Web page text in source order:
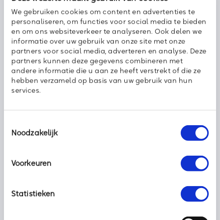
We gebruiken cookies om content en advertenties te
personaliseren, om functies voor social media te bieden
en om ons websiteverkeer te analyseren. Ook delen we
informatie over uw gebruik van onze site met onze
partners voor social media, adverteren en analyse. Deze
partners kunnen deze gegevens combineren met
andere informatie die u aan ze heeft verstrekt of die ze
hebben verzameld op basis van uw gebruik van hun
services.
Noodzakelijk
Voorkeuren
Statistieken
Hardware en de beste IT service, exact passend bij uw
behoefte. Onze gekwalificeerde supportengineers zijn door de
diverse producenten getraind en gecertificeerd op
productniveau. Zowel aan de hard- als aan de softwarekant
(van OS tot en met back-up, antivirus, antispam, security etc.).